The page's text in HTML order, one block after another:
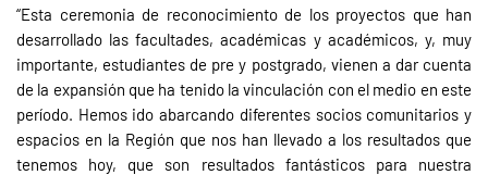
“Esta ceremonia de reconocimiento de los proyectos que han
desarrollado las facultades, académicas y académicos, y, muy
importante, estudiantes de pre y postgrado, vienen a dar cuenta
de la expansión que ha tenido la vinculación con el medio en este
período. Hemos ido abarcando diferentes socios comunitarios y
espacios en la Región que nos han llevado a los resultados que
tenemos hoy, que son resultados fantásticos para nuestra